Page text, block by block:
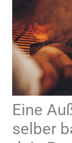
Eine
selber